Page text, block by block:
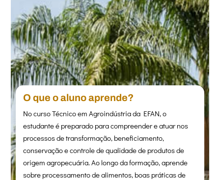
O que o aluno aprende?
No curso Técnico em Agroindústria da EFAN, o
estudante é preparado para compreender e atuar nos
processos de transformação, beneficiamento,
conservação e controle de qualidade de produtos de
origem agropecuária. Ao longo da formação, aprende
sobre processamento de alimentos, boas práticas de